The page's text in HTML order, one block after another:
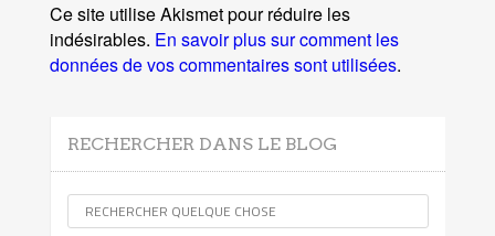
Ce site utilise Akismet pour réduire les
indésirables. En savoir plus sur comment les
données de vos commentaires sont utilisées.
RECHERCHER DANS LE BLOG